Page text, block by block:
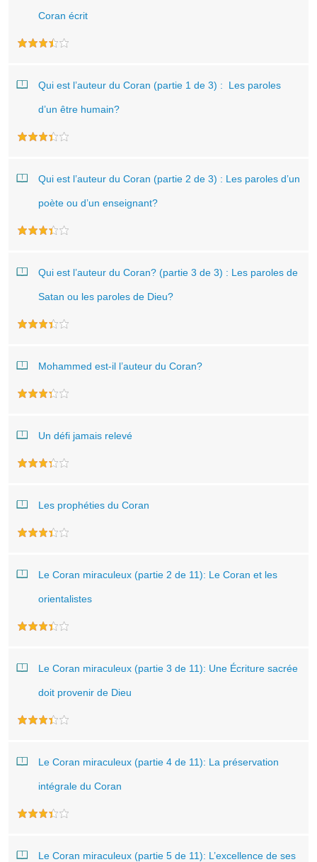
Coran écrit
Qui est l’auteur du Coran (partie 1 de 3) : Les paroles
d’un être humain?
Qui est l’auteur du Coran (partie 2 de 3) : Les paroles d’un
poète ou d’un enseignant?
Qui est l’auteur du Coran? (partie 3 de 3) : Les paroles de
Satan ou les paroles de Dieu?
Mohammed est-il l’auteur du Coran?
Un défi jamais relevé
Les prophéties du Coran
Le Coran miraculeux (partie 2 de 11): Le Coran et les
orientalistes
Le Coran miraculeux (partie 3 de 11): Une Écriture sacrée
doit provenir de Dieu
Le Coran miraculeux (partie 4 de 11): La préservation
intégrale du Coran
Le Coran miraculeux (partie 5 de 11): L’excellence de ses